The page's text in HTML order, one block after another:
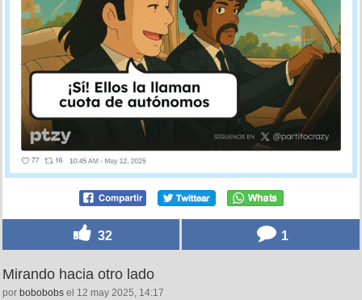
32 1
Mirando hacia otro lado
por bobobobs el 12 may 2025, 14:17